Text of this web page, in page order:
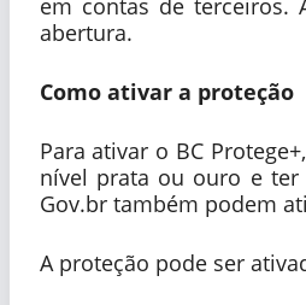
em contas de terceiros.
abertura.
Como ativar a proteção
Para ativar o BC
nível prata ou ouro e ter
Gov.br também podem
A proteção pode ser